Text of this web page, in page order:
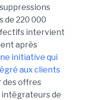
de 220 000
intervient
après
initiative qui
aux clients
des offres
de